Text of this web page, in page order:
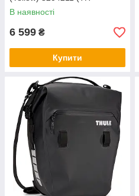
3204211)
В наявності
6 599 ₴
Купити